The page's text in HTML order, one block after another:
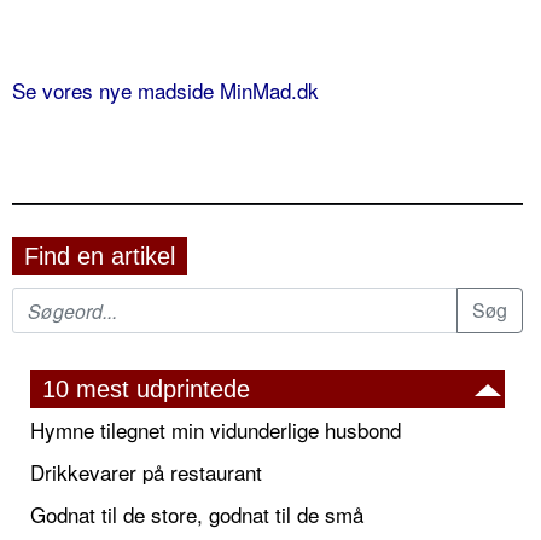
Se vores nye madside MinMad.dk
Find en artikel
10 mest udprintede
Hymne tilegnet min vidunderlige husbond
Drikkevarer på restaurant
Godnat til de store, godnat til de små